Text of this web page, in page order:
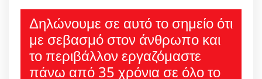
Δηλώνουμε σε αυτό το σημείο ότι
με σεβασμό στον άνθρωπο και
το περιβάλλον εργαζόμαστε
πάνω από 35 χρόνια σε όλο το